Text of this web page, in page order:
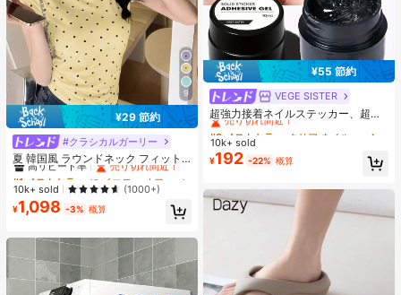
9
¥29 節約
#クラシカルガーリー
夏 韓国風 ラウンドネック フィット
カジュアル ドット柄 半袖Tシャツ イ
エロー、エステティック
#1 ベストセラー
に イエロー オフィスデイリートップス
高リピート率
売り切れ間近！
#1 ベストセラー
に イエロー オフィスデイリートップス
高リピート率
売り切れ間近！
#1 ベストセラー
に イエロー オフィスデイリートップス
高リピート率
売り切れ間近！
#1 ベストセラー
に イエロー オフィスデイリートップス
売り切れ間近！
10k+ sold (1000+)
¥1,098 -3% 概算
¥55 節約
VEGE SISTER
超強力接着ネイルステッカー、超粘
着UVジェルネイルステッカー、速乾
性の高い強力接着偽ネイルステッカ
ー、アクリルのり、UV/LEDランプ硬
化が必要
#3 ベストセラー
売り切れ間近！
#3 ベストセラー
売り切れ間近！
#3 ベストセラー
売り切れ間近！
#3 ベストセラー
10k+ sold
¥192 -22% 概算